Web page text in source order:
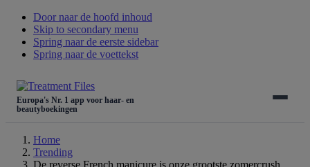
Door naar de hoofd inhoud
Skip to secondary menu
Spring naar de eerste sidebar
Spring naar de voettekst
Europa's Nr. 1 app voor haar- en
beautyboekingen
Home
Trending
De reverse French manicure is onze grootste zomercrush